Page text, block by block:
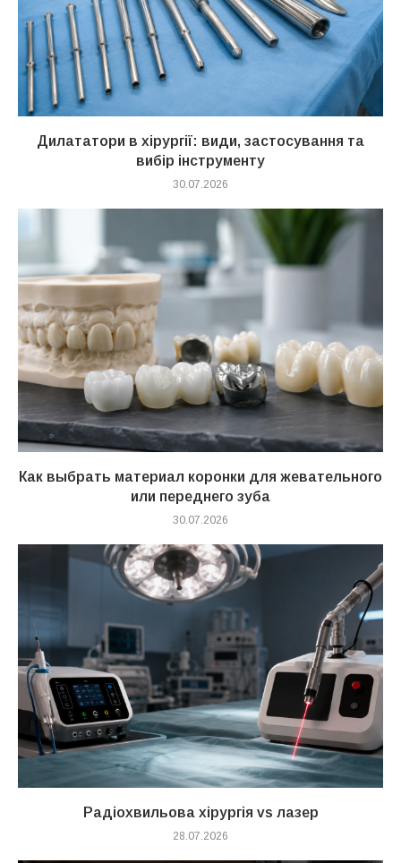
Дилататори в хірургії: види, застосування та
вибір інструменту
30.07.2026
Как выбрать материал коронки для жевательного
или переднего зуба
30.07.2026
Радіохвильова хірургія vs лазер
28.07.2026